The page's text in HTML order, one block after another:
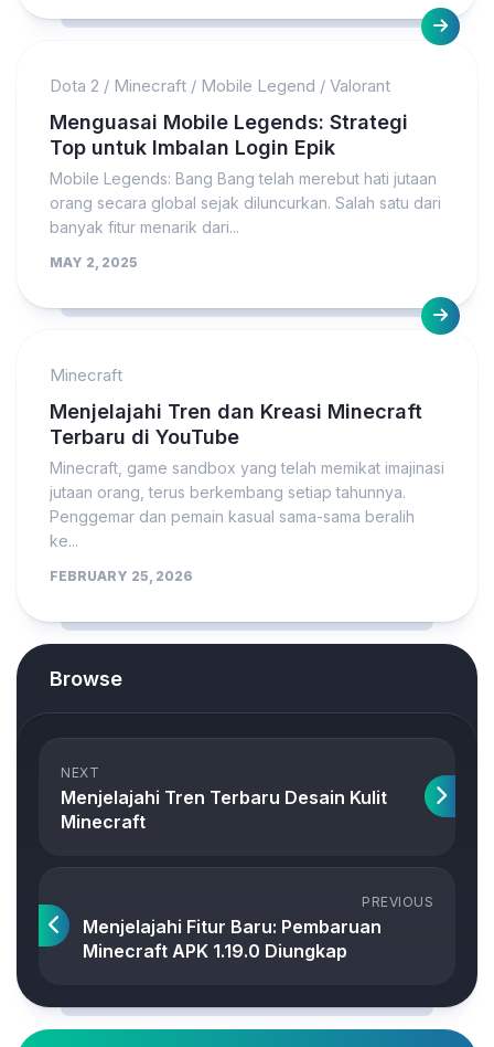
Dota 2 / Minecraft / Mobile Legend / Valorant
Menguasai Mobile Legends: Strategi
Top untuk Imbalan Login Epik
Mobile Legends: Bang Bang telah merebut hati jutaan
orang secara global sejak diluncurkan. Salah satu dari
banyak fitur menarik dari...
MAY 2, 2025
Minecraft
Menjelajahi Tren dan Kreasi Minecraft
Terbaru di YouTube
Minecraft, game sandbox yang telah memikat imajinasi
jutaan orang, terus berkembang setiap tahunnya.
Penggemar dan pemain kasual sama-sama beralih
ke...
FEBRUARY 25, 2026
Browse
NEXT
Menjelajahi Tren Terbaru Desain Kulit
Minecraft
PREVIOUS
Menjelajahi Fitur Baru: Pembaruan
Minecraft APK 1.19.0 Diungkap